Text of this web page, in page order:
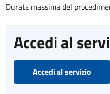
Durata massima del
Accedi al
Accedi al servizio